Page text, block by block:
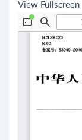
View Fullscreen